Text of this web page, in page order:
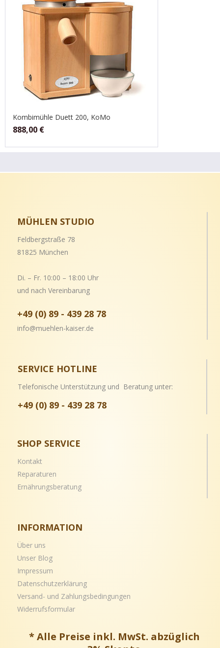
Kombimühle Duett 200, KoMo
888,00 €
MÜHLEN STUDIO
Feldbergstraße 78
81825 München
Di. – Fr. 10:00 – 18:00 Uhr
und nach Vereinbarung
+49 (0) 89 - 439 28 78
info@muehlen-kaiser.de
SERVICE HOTLINE
Telefonische Unterstützung und Beratung unter:
+49 (0) 89 - 439 28 78
SHOP SERVICE
Kontakt
Reparaturen
Ernährungsberatung
INFORMATION
Über uns
Unser Blog
Impressum
Datenschutzerklärung
Versand- und Zahlungsbedingungen
Widerrufsformular
* Alle Preise inkl. MwSt. abzüglich